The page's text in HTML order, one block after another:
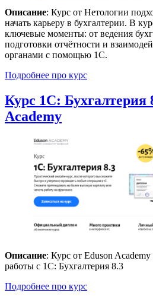
Описание: Курс от Нетологии
начать карьеру в бухгалтерии. В
ключевые моменты: от ведения
подготовки отчётности и
органами с помощью 1С.
Подробнее про курс
Курс 1С: Бухгалтерия
Academy
Описание: Курс от Eduson
работы с 1С: Бухгалтерия 8.3
Подробнее про курс